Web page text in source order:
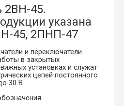
2ВН-45.
указана
45, 2ПНП-47
и переключатели
в закрытых
установках и служат
цепей постоянного
30 В.